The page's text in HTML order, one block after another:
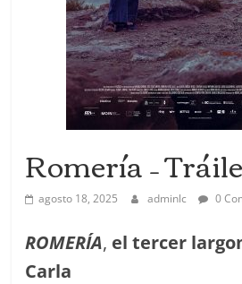
Romería –
agosto 18, 2025 adminlc 0
ROMERÍA, el tercer
Carla